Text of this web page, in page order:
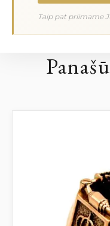
Taip pat priimame